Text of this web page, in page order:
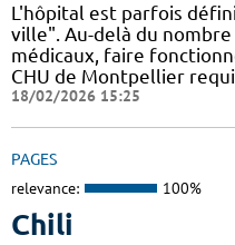
L'hôpital est parfois
ville". Au-delà du
médicaux, faire
CHU de Montpellier
18/02/2026 15:25
PAGES
relevance: 100%
Chili